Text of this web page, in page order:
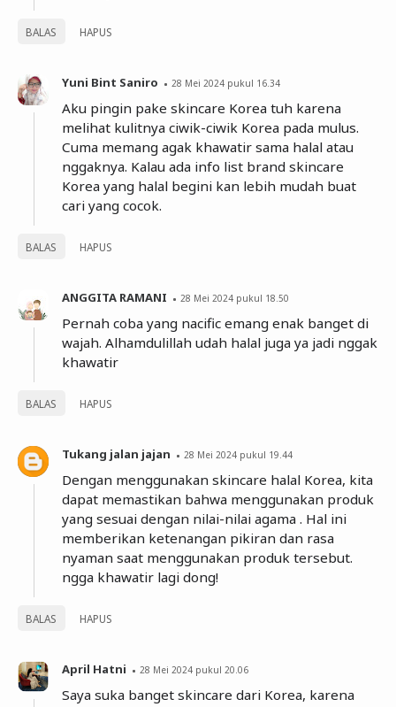
BALAS HAPUS
Yuni Bint Saniro 28 Mei 2024 pukul 16.34
Aku pingin pake skincare Korea tuh karena
melihat kulitnya ciwik-ciwik Korea pada mulus.
Cuma memang agak khawatir sama halal atau
nggaknya. Kalau ada info list brand skincare
Korea yang halal begini kan lebih mudah buat
cari yang cocok.
BALAS HAPUS
ANGGITA RAMANI 28 Mei 2024 pukul 18.50
Pernah coba yang nacific emang enak banget di
wajah. Alhamdulillah udah halal juga ya jadi nggak
khawatir
BALAS HAPUS
Tukang jalan jajan 28 Mei 2024 pukul 19.44
Dengan menggunakan skincare halal Korea, kita
dapat memastikan bahwa menggunakan produk
yang sesuai dengan nilai-nilai agama . Hal ini
memberikan ketenangan pikiran dan rasa
nyaman saat menggunakan produk tersebut.
ngga khawatir lagi dong!
BALAS HAPUS
April Hatni 28 Mei 2024 pukul 20.06
Saya suka banget skincare dari Korea, karena